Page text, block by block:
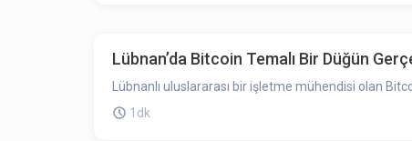
Lübnan’da Bitcoin Temalı Bir Düğün
Lübnanlı uluslararası bir işletme mühendisi olan
1dk